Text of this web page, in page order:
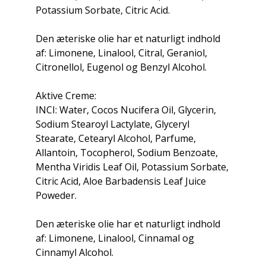
Potassium Sorbate, Citric Acid.
Den æteriske olie har et naturligt indhold
af: Limonene, Linalool, Citral, Geraniol,
Citronellol, Eugenol og Benzyl Alcohol.
Aktive Creme:
INCI: Water, Cocos Nucifera Oil, Glycerin,
Sodium Stearoyl Lactylate, Glyceryl
Stearate, Cetearyl Alcohol, Parfume,
Allantoin, Tocopherol, Sodium Benzoate,
Mentha Viridis Leaf Oil, Potassium Sorbate,
Citric Acid, Aloe Barbadensis Leaf Juice
Poweder.
Den æteriske olie har et naturligt indhold
af: Limonene, Linalool, Cinnamal og
Cinnamyl Alcohol.